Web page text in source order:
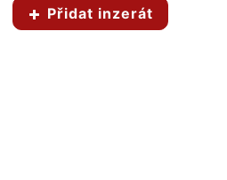
Přidat inzerát